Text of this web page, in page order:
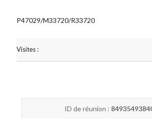
P47029/M33720/R33720
Visites :
ID de réunion :